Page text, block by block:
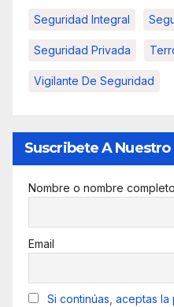
Seguridad Integral
Seguridad Privada
Vigilante De Seguridad
Suscribete A
Nombre o nombre completo
Email
Si continúas, aceptas